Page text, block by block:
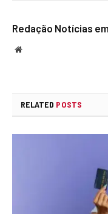
Redação Notícias
Website
RELATED POSTS